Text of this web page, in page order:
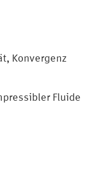
Konvergenz
Fluide